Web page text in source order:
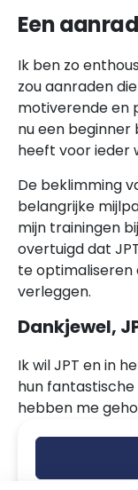
Een
Ik ben zo
zou aanraden
motiverende en
nu een
heeft voor ieder
De beklimming
belangrijke
mijn trainingen
overtuigd dat
te optimaliseren
verleggen.
Dankjewel,
Ik wil JPT en in
hun
hebben me